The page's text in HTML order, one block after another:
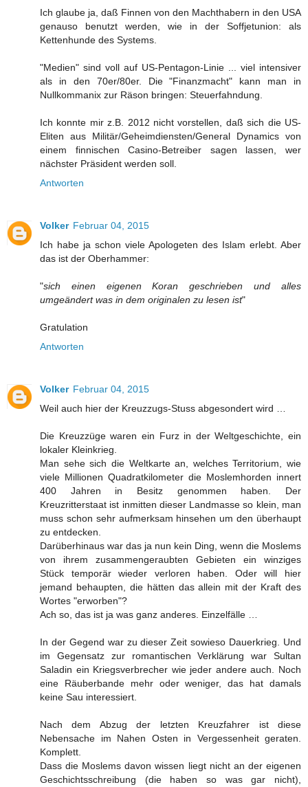
Ich glaube ja, daß Finnen von den Machthabern in den USA
genauso benutzt werden, wie in der Soffjetunion: als
Kettenhunde des Systems.
"Medien" sind voll auf US-Pentagon-Linie ... viel intensiver
als in den 70er/80er. Die "Finanzmacht" kann man in
Nullkommanix zur Räson bringen: Steuerfahndung.
Ich konnte mir z.B. 2012 nicht vorstellen, daß sich die US-
Eliten aus Militär/Geheimdiensten/General Dynamics von
einem finnischen Casino-Betreiber sagen lassen, wer
nächster Präsident werden soll.
Antworten
Volker Februar 04, 2015
Ich habe ja schon viele Apologeten des Islam erlebt. Aber
das ist der Oberhammer:
"sich einen eigenen Koran geschrieben und alles
umgeändert was in dem originalen zu lesen ist"
Gratulation
Antworten
Volker Februar 04, 2015
Weil auch hier der Kreuzzugs-Stuss abgesondert wird …
Die Kreuzzüge waren ein Furz in der Weltgeschichte, ein
lokaler Kleinkrieg.
Man sehe sich die Weltkarte an, welches Territorium, wie
viele Millionen Quadratkilometer die Moslemhorden innert
400 Jahren in Besitz genommen haben. Der
Kreuzritterstaat ist inmitten dieser Landmasse so klein, man
muss schon sehr aufmerksam hinsehen um den überhaupt
zu entdecken.
Darüberhinaus war das ja nun kein Ding, wenn die Moslems
von ihrem zusammengeraubten Gebieten ein winziges
Stück temporär wieder verloren haben. Oder will hier
jemand behaupten, die hätten das allein mit der Kraft des
Wortes "erworben"?
Ach so, das ist ja was ganz anderes. Einzelfälle …
In der Gegend war zu dieser Zeit sowieso Dauerkrieg. Und
im Gegensatz zur romantischen Verklärung war Sultan
Saladin ein Kriegsverbrecher wie jeder andere auch. Noch
eine Räuberbande mehr oder weniger, das hat damals
keine Sau interessiert.
Nach dem Abzug der letzten Kreuzfahrer ist diese
Nebensache im Nahen Osten in Vergessenheit geraten.
Komplett.
Dass die Moslems davon wissen liegt nicht an der eigenen
Geschichtsschreibung (die haben so was gar nicht),